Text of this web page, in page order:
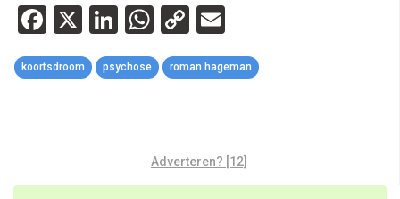
Facebook
X LinkedIn
WhatsApp
Copy
Link
koortsdroom psychose roman hageman
Adverteren? [12]